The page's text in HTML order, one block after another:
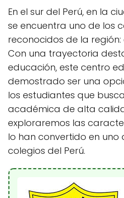
En el sur del Perú, en la
se encuentra uno de los
reconocidos de la región:
Con una trayectoria
educación, este centro
demostrado ser una
los estudiantes que
académica de alta
exploraremos las
lo han convertido en uno
colegios del Perú.